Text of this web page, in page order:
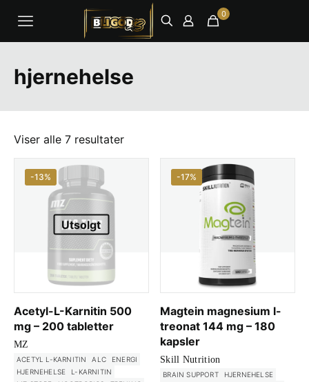
0
hjernehelse
Viser alle 7 resultater
-13%
Utsolgt
Acetyl-L-Karnitin 500
mg – 200 tabletter
MZ
ACETYL L-KARNITIN ALC
ENERGI
HJERNEHELSE
L-KARNITIN
-17%
Magtein magnesium l-
treonat 144 mg – 180
kapsler
Skill Nutrition
BRAIN SUPPORT
HJERNEHELSE